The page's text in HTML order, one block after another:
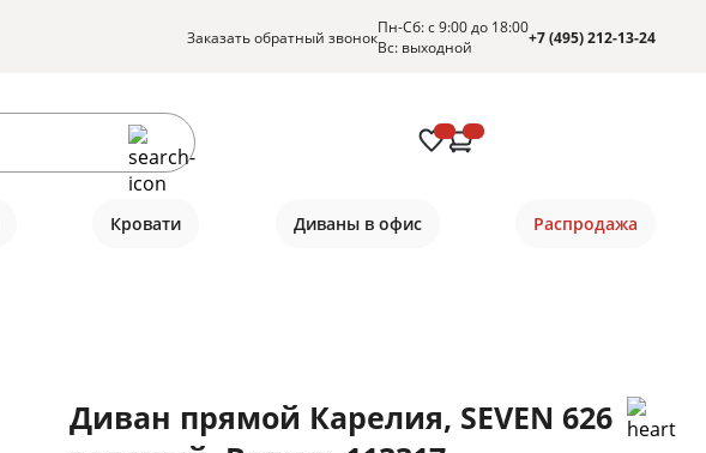
Заказать обратный звонокПн-Сб: с 9:00 до 18:00
Вс: выходной
+7 (495) 212-13-24
Кровати Диваны в офис Распродажа
Диван прямой Карелия, SEVEN 626